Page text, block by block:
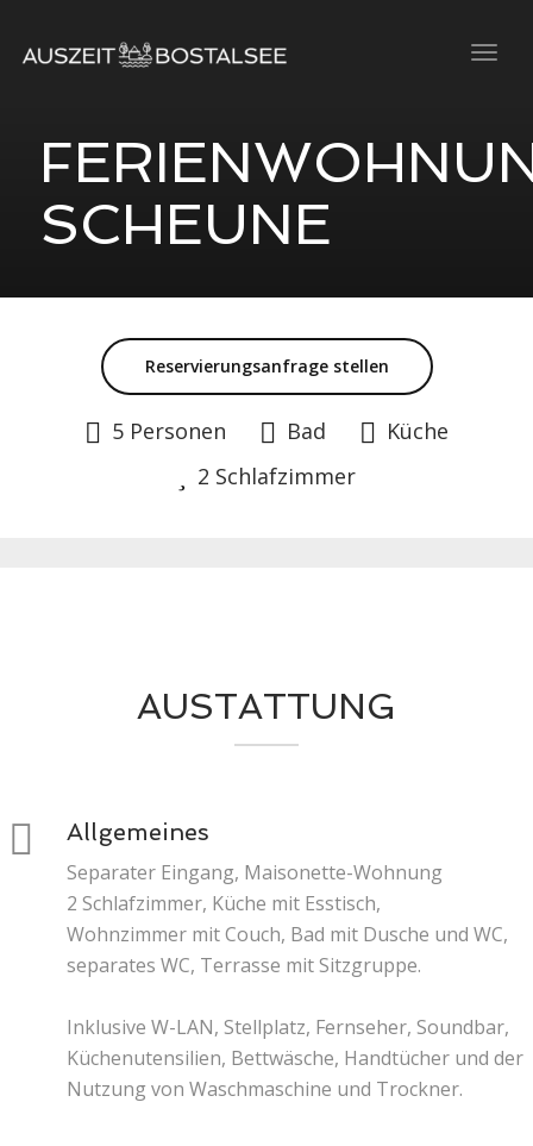
SCHEUNE
Reservierungsanfrage stellen
5 Personen Bad
Küche
2 Schlafzimmer
AUSTATTUNG
Allgemeines
Separater Eingang, Maisonette-Wohnung
2 Schlafzimmer, Küche mit Esstisch,
Wohnzimmer mit Couch, Bad mit Dusche und WC,
separates WC, Terrasse mit Sitzgruppe.
Inklusive W-LAN, Stellplatz, Fernseher, Soundbar,
Küchenutensilien, Bettwäsche, Handtücher und der
Nutzung von Waschmaschine und Trockner.